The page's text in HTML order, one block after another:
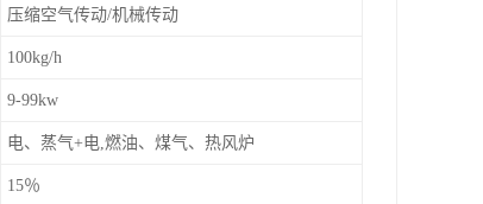
压缩空气传动/机械传动
100kg/h
9-99kw
电、蒸气+电,燃油、煤气、热风炉
15％